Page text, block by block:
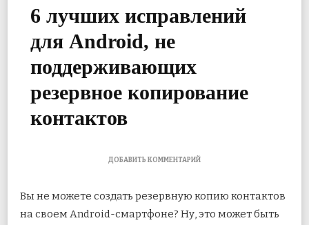
6 лучших исправлений
для Android, не
поддерживающих
резервное копирование
контактов
ДОБАВИТЬ КОММЕНТАРИЙК
ЛУЧШИХ
ДЛЯ
Вы не можете создать резервную копию контактов
на своем Android-смартфоне? Ну, это может быть